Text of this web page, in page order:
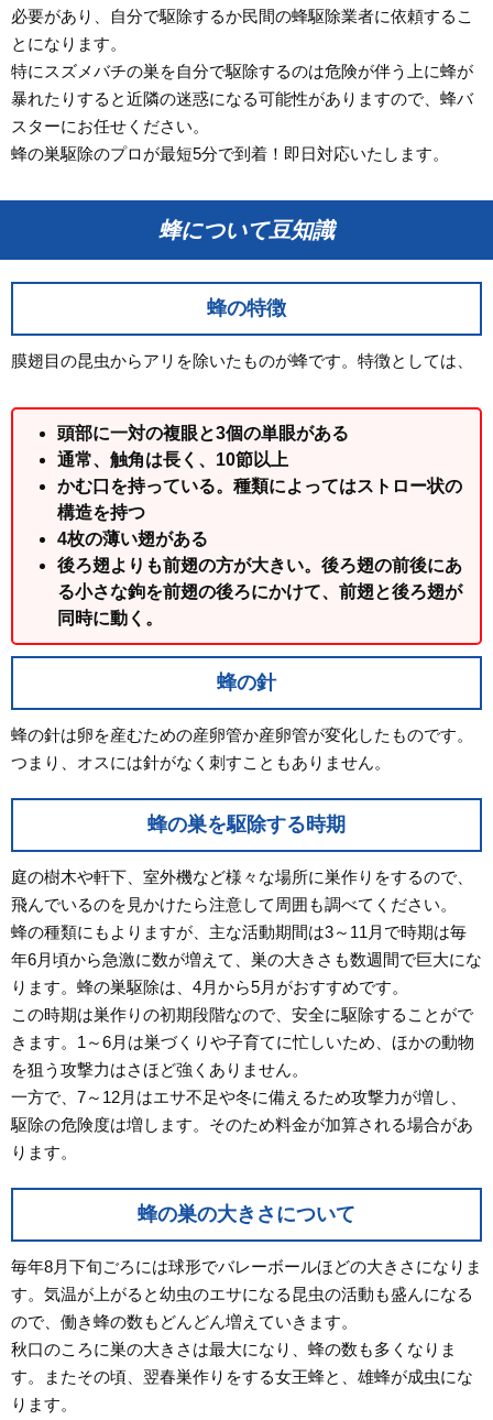
必要があり、自分で駆除するか民間の蜂駆除業者に依頼するこ
とになります。
特にスズメバチの巣を自分で駆除するのは危険が伴う上に蜂が
暴れたりすると近隣の迷惑になる可能性がありますので、蜂バ
スターにお任せください。
蜂の巣駆除のプロが最短5分で到着！即日対応いたします。
蜂について豆知識
蜂の特徴
膜翅目の昆虫からアリを除いたものが蜂です。特徴としては、
頭部に一対の複眼と3個の単眼がある
通常、触角は長く、10節以上
かむ口を持っている。種類によってはストロー状の
構造を持つ
4枚の薄い翅がある
後ろ翅よりも前翅の方が大きい。後ろ翅の前後にあ
る小さな鉤を前翅の後ろにかけて、前翅と後ろ翅が
同時に動く。
蜂の針
蜂の針は卵を産むための産卵管か産卵管が変化したものです。
つまり、オスには針がなく刺すこともありません。
蜂の巣を駆除する時期
庭の樹木や軒下、室外機など様々な場所に巣作りをするので、
飛んでいるのを見かけたら注意して周囲も調べてください。
蜂の種類にもよりますが、主な活動期間は3～11月で時期は毎
年6月頃から急激に数が増えて、巣の大きさも数週間で巨大にな
ります。蜂の巣駆除は、4月から5月がおすすめです。
この時期は巣作りの初期段階なので、安全に駆除することがで
きます。1～6月は巣づくりや子育てに忙しいため、ほかの動物
を狙う攻撃力はさほど強くありません。
一方で、7～12月はエサ不足や冬に備えるため攻撃力が増し、
駆除の危険度は増します。そのため料金が加算される場合があ
ります。
蜂の巣の大きさについて
毎年8月下旬ごろには球形でバレーボールほどの大きさになりま
す。気温が上がると幼虫のエサになる昆虫の活動も盛んになる
ので、働き蜂の数もどんどん増えていきます。
秋口のころに巣の大きさは最大になり、蜂の数も多くなりま
す。またその頃、翌春巣作りをする女王蜂と、雄蜂が成虫にな
ります。